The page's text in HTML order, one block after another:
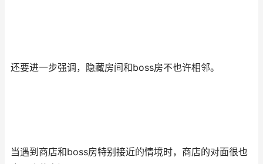
还要进一步强调，隐藏房间和boss房不也许相邻。
当遇到商店和boss房特别接近的情境时，商店的对面很也